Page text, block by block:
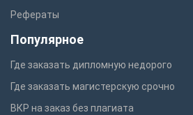
Рефераты
Популярное
Где заказать дипломную недорого
Где заказать магистерскую срочно
ВКР на заказ без плагиата